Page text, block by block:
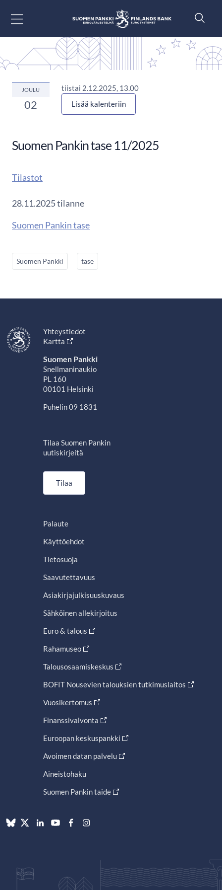
JOULU
02
tiistai 2.12.2025, 13.00
Lisää kalenteriin
Suomen Pankin tase 11/2025
Tilastot
28.11.2025 tilanne
Suomen Pankin tase
Suomen Pankki tase
Yhteystiedot
Kartta
Suomen Pankki
Snellmaninaukio
PL 160
00101 Helsinki
Puhelin 09 1831
Tilaa Suomen Pankin
uutiskirjeitä
Tilaa
Palaute
Käyttöehdot
Tietosuoja
Saavutettavuus
Asiakirjajulkisuuskuvaus
Sähköinen allekirjoitus
Euro & talous
Rahamuseo
Talousosaamiskeskus
BOFIT Nousevien talouksien tutkimuslaitos
Vuosikertomus
Finanssivalvonta
Euroopan keskuspankki
Avoimen datan palvelu
Aineistohaku
Suomen Pankin taide